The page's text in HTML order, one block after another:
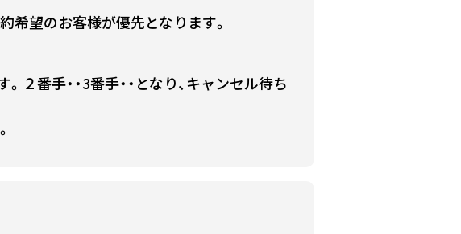
希望のお客様が優先となります。
番手・・3番手・・となり、キャンセル待ち